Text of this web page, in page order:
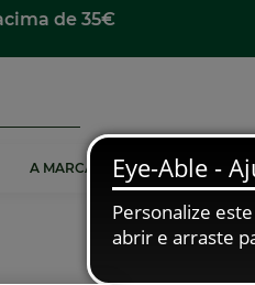
de 35€
A MARCA TORNA-TE AFILIADO